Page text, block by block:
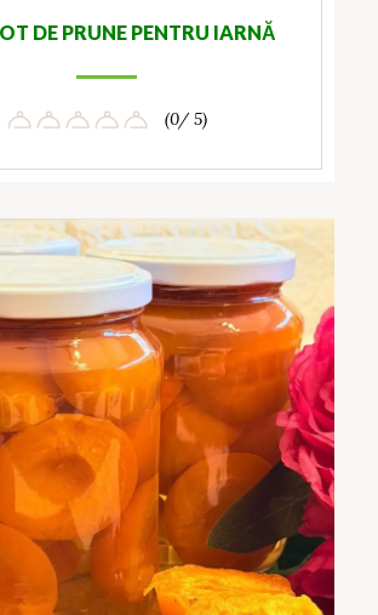
DE PRUNE PENTRU IARNĂ
(0/ 5)